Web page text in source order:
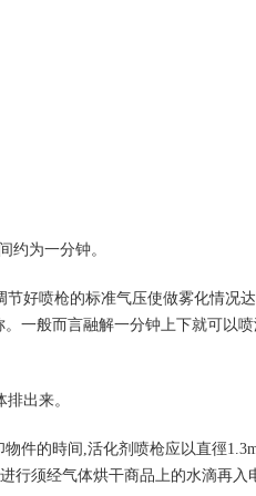
约为一分钟。
好喷枪的标准气压使做雾化情况
一般而言融解一分钟上下就可以
出来。
件的時间,活化剂喷枪应以直徑
行须经气体烘干商品上的水滴再入